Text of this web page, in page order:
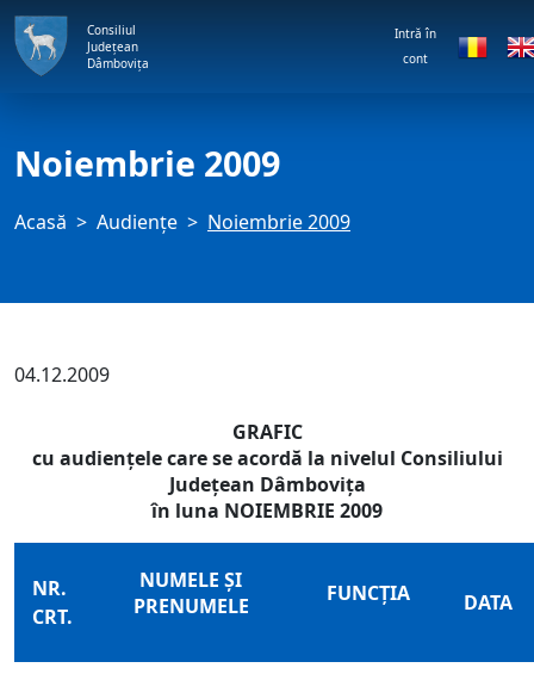
Consiliul
Județean
Dâmbovița
Intră în
cont
Noiembrie 2009
Acasă Audienţe Noiembrie 2009
04.12.2009
GRAFIC
cu audienţele care se acordă la nivelul Consiliului
Judeţean Dâmboviţa
în luna NOIEMBRIE 2009
NR.
CRT.
NUMELE ŞI
PRENUMELE
FUNCŢIA DATA